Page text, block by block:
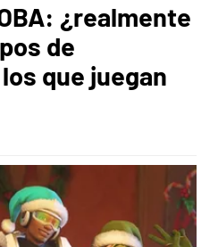
¿realmente
de
que juegan